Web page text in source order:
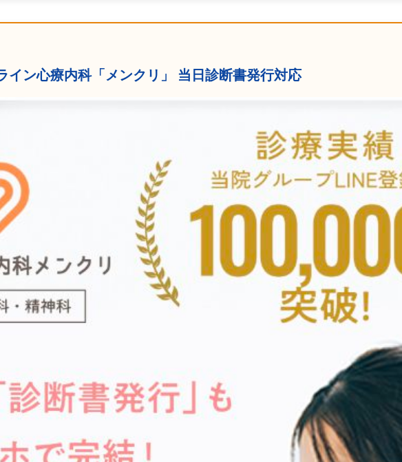
イン心療内科「メンクリ」 当日診断書発行対応